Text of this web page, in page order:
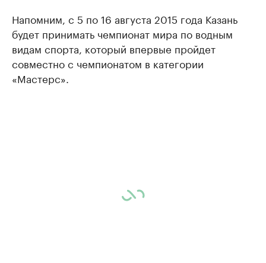
Напомним, с 5 по 16 августа 2015 года Казань
будет принимать чемпионат мира по водным
видам спорта, который впервые пройдет
совместно с чемпионатом в категории
«Мастерс».